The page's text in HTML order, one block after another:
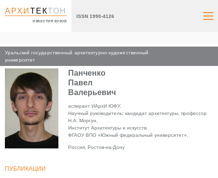
АРХИТЕКТОН
ИЗВЕСТИЯ ВУЗОВ
ISSN 1990-4126
Уральский государственный архитектурно-художественный
университет
Главная
Панченко
Павел
Валерьевич
аспирант ИАрхИ ЮФУ.
Научный руководитель: кандидат архитектуры, профессор
Н.А. Моргун,
Институт Архитектуры и искусств.
ФГАОУ ВПО «Южный федеральный университет»,
Россия, Ростов-на-Дону
ПУБЛИКАЦИИ